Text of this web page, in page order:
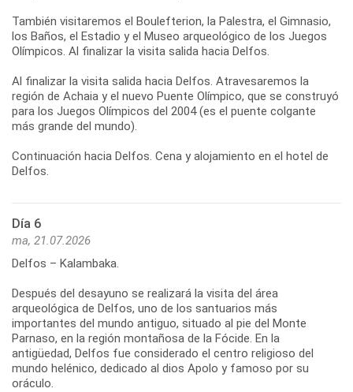
También visitaremos el Boulefterion, la Palestra, el Gimnasio,
los Baños, el Estadio y el Museo arqueológico de los Juegos
Olímpicos. Al finalizar la visita salida hacia Delfos.
Al finalizar la visita salida hacia Delfos. Atravesaremos la
región de Achaia y el nuevo Puente Olímpico, que se construyó
para los Juegos Olímpicos del 2004 (es el puente colgante
más grande del mundo).
Continuación hacia Delfos. Cena y alojamiento en el hotel de
Delfos.
Día 6
ma, 21.07.2026
Delfos – Kalambaka.
Después del desayuno se realizará la visita del área
arqueológica de Delfos, uno de los santuarios más
importantes del mundo antiguo, situado al pie del Monte
Parnaso, en la región montañosa de la Fócide. En la
antigüedad, Delfos fue considerado el centro religioso del
mundo helénico, dedicado al dios Apolo y famoso por su
oráculo.